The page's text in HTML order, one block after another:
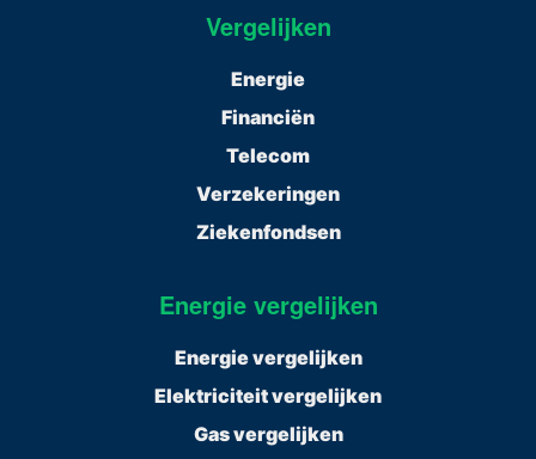
Vergelijken
Energie
Financiën
Telecom
Verzekeringen
Ziekenfondsen
Energie vergelijken
Energie vergelijken
Elektriciteit vergelijken
Gas vergelijken